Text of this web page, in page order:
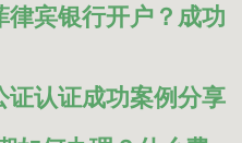
宾银行开户？成功
认证成功案例分享